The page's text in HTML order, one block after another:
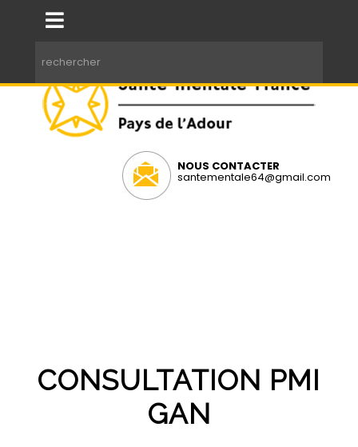
NOUS CONTACTER
santementale64@gmail.com
CONSULTATION PMI
GAN